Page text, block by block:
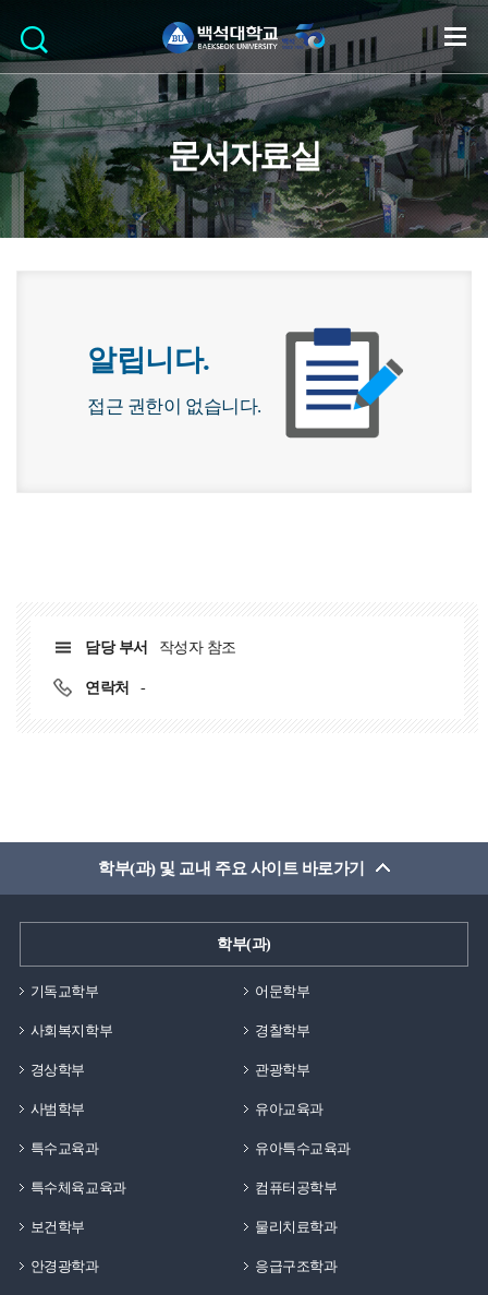
문서자료실
알립니다.
접근 권한이 없습니다.
담당 부서 작성자 참조
연락처 -
학부(과) 및 교내 주요 사이트 바로가기
학부(과)
기독교학부 어문학부
사회복지학부 경찰학부
경상학부 관광학부
사범학부 유아교육과
특수교육과 유아특수교육과
특수체육교육과 컴퓨터공학부
보건학부 물리치료학과
안경광학과 응급구조학과